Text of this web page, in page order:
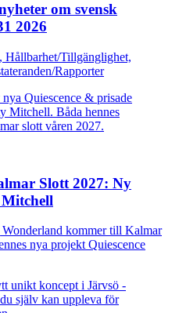
om svensk
2026
Hållbarhet/Tillgänglighet,
Rapporter
Slott 2027: Ny
kommer till Kalmar
nya projekt Quiescence